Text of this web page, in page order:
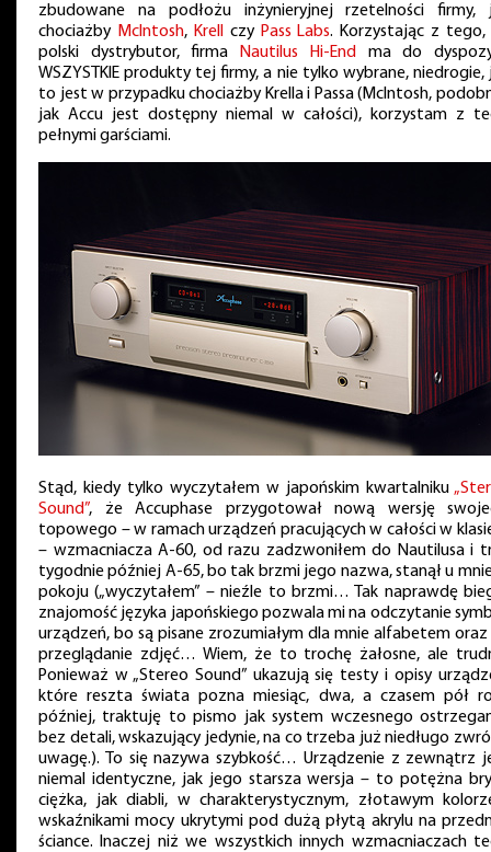
zbudowane na podłożu inżynieryjnej rzetelności firmy,
chociażby McIntosh, Krell czy Pass Labs. Korzystając z tego,
polski dystrybutor, firma
Nautilus Hi-End
ma do
WSZYSTKIE produkty tej firmy, a nie tylko wybrane, niedrogie,
to jest w przypadku chociażby Krella i Passa (McIntosh,
jak Accu jest dostępny niemal w całości), korzystam z
pełnymi garściami.
Stąd, kiedy tylko wyczytałem w japońskim kwartalniku
Sound”, że Accuphase przygotował nową wersję
topowego – w ramach urządzeń pracujących w całości w
– wzmacniacza A-60, od razu zadzwoniłem do Nautilusa i
tygodnie później A-65, bo tak brzmi jego nazwa, stanął u
pokoju („wyczytałem” – nieźle to brzmi… Tak naprawdę
znajomość języka japońskiego pozwala mi na odczytanie
urządzeń, bo są pisane zrozumiałym dla mnie alfabetem oraz
przeglądanie zdjęć… Wiem, że to trochę żałosne, ale
Ponieważ w „Stereo Sound” ukazują się testy i opisy
które reszta świata pozna miesiąc, dwa, a czasem pół
później, traktuję to pismo jak system wczesnego
bez detali, wskazujący jedynie, na co trzeba już niedługo
uwagę.). To się nazywa szybkość… Urządzenie z zewnątrz
niemal identyczne, jak jego starsza wersja – to potężna
ciężka, jak diabli, w charakterystycznym, złotawym
wskaźnikami mocy ukrytymi pod dużą płytą akrylu na
ściance. Inaczej niż we wszystkich innych wzmacniaczach